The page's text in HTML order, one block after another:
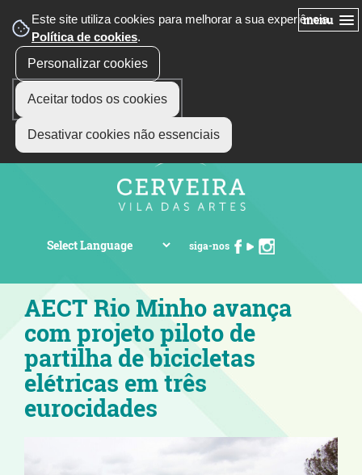
Este site utiliza cookies para melhorar a sua experiência.
Política de cookies.
Personalizar cookies
Aceitar todos os cookies
Desativar cookies não essenciais
menu
siga-nos
AECT Rio Minho avança
com projeto piloto de
partilha de bicicletas
elétricas em três
eurocidades